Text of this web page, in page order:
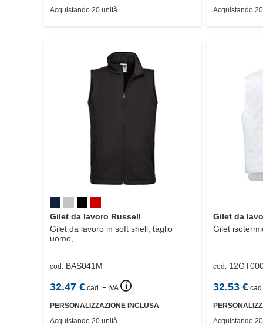
Acquistando 20 unità
Acquistando
Gilet da lavoro Russell
Gilet da lavoro in soft shell, taglio
uomo,
cod. BAS041M
32.47 € cad. + IVA 🛈
PERSONALIZZAZIONE INCLUSA
Acquistando 20 unità
Gilet da
Gilet
cod.
32.53€
Acquistando